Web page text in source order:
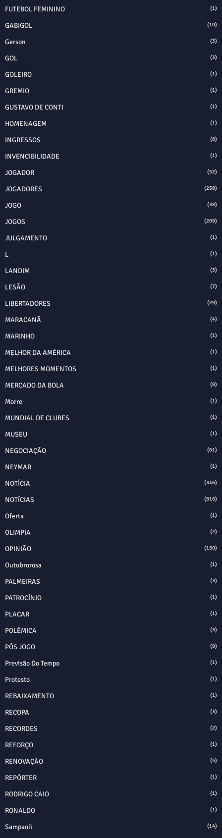
FUTEBOL FEMININO (1)
GABIGOL (10)
Gerson (3)
GOL (3)
GOLEIRO (1)
GREMIO (1)
GUSTAVO DE CONTI (1)
HOMENAGEM (1)
INGRESSOS (8)
INVENCIBILIDADE (1)
JOGADOR (52)
JOGADORES (258)
JOGO (38)
JOGOS (209)
JULGAMENTO (1)
L (1)
LANDIM (3)
LESÃO (7)
LIBERTADORES (29)
MARACANÃ (4)
MARINHO (1)
MELHOR DA AMÉRICA (1)
MELHORES MOMENTOS (1)
MERCADO DA BOLA (8)
Morre (1)
MUNDIAL DE CLUBES (1)
MUSEU (1)
NEGOCIAÇÃO (61)
NEYMAR (1)
NOTÍCIA (346)
NOTÍCIAS (816)
Oferta (1)
OLIMPIA (2)
OPINIÃO (150)
Outubrorosa (1)
PALMEIRAS (3)
PATROCÍNIO (1)
PLACAR (1)
POLÊMICA (3)
PÓS JOGO (9)
Previsão Do Tempo (1)
Protesto (1)
REBAIXAMENTO (1)
RECOPA (3)
RECORDES (2)
REFORÇO (1)
RENOVAÇÃO (5)
REPÓRTER (1)
RODRIGO CAIO (1)
RONALDO (1)
Sampaoli (14)